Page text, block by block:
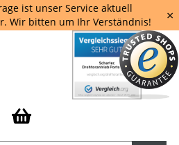
ist unser Service aktuell
Wir bitten um Ihr Verständnis!
×